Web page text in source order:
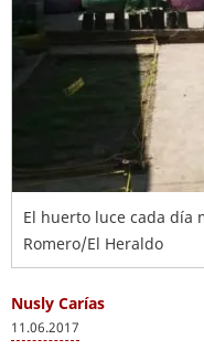
El huerto luce cada día
Romero/El Heraldo
Nusly Carías
11.06.2017